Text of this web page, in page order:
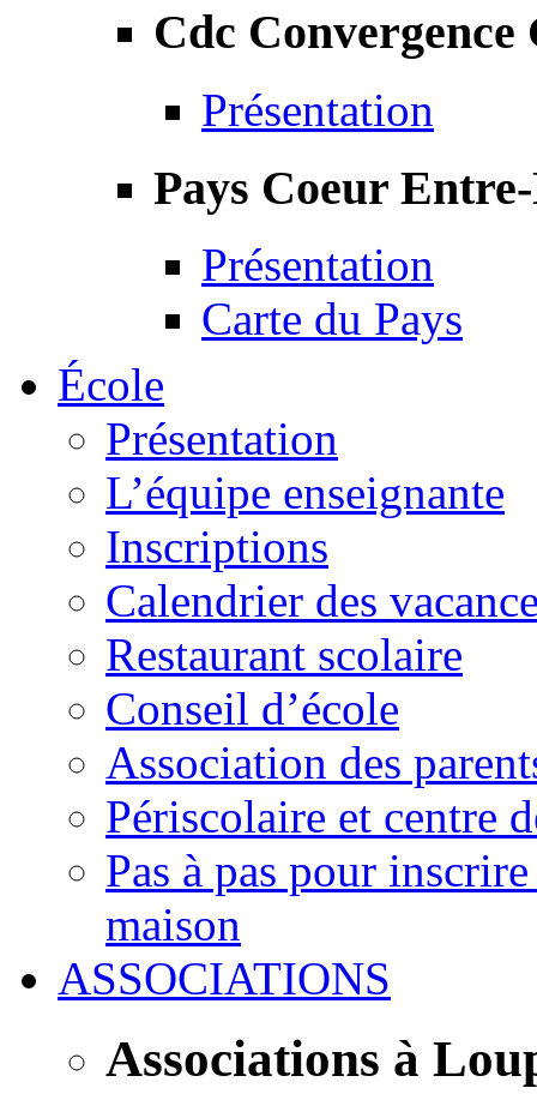
Cdc Convergence
Présentation
Pays Coeur
Présentation
Carte du Pays
École
Présentation
L’équipe enseignante
Inscriptions
Calendrier des
Restaurant scolaire
Conseil d’école
Association des
Périscolaire et centre
Pas à pas pour
maison
ASSOCIATIONS
Associations à